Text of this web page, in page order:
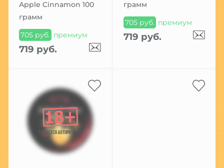
Apple Cinnamon 100
грамм
705 руб. премиум
719 руб.
грамм
705 руб. премиум
719 руб.